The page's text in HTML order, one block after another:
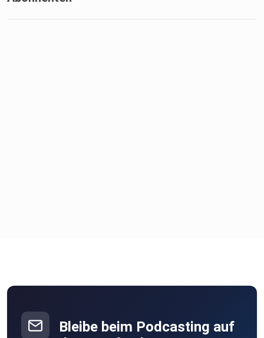
Bleibe beim Podcasting auf